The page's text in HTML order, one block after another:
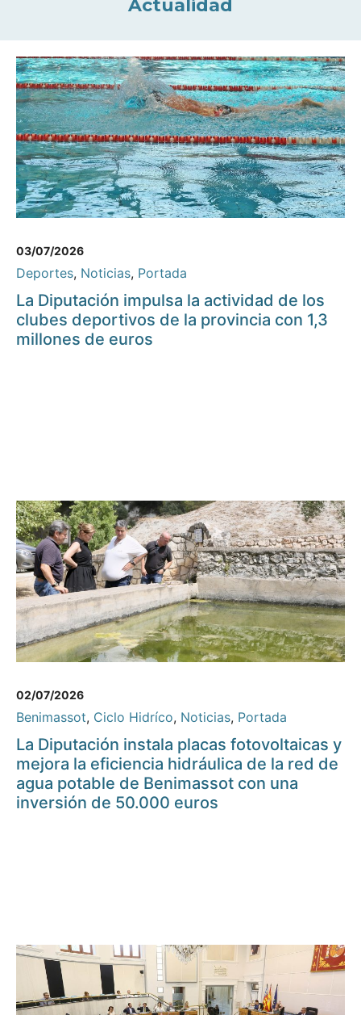
Actualidad
03/07/2026
Deportes, Noticias, Portada
La Diputación impulsa la actividad de los
clubes deportivos de la provincia con 1,3
millones de euros
02/07/2026
Benimassot, Ciclo Hidríco, Noticias, Portada
La Diputación instala placas fotovoltaicas y
mejora la eficiencia hidráulica de la red de
agua potable de Benimassot con una
inversión de 50.000 euros